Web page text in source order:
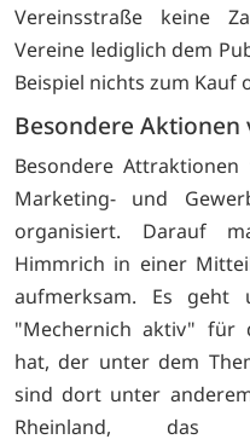
Vereinsstraße keine
Vereine lediglich dem
Beispiel nichts zum Kauf
Besondere
Besondere
Marketing- und
organisiert. Darauf
Himmrich in einer
aufmerksam. Es geht
"Mechernich aktiv" für
hat, der unter dem
sind dort unter
Rheinland, das